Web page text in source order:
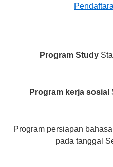
Program Study
Program kerja sosial
Program persiapan
pada tanggal